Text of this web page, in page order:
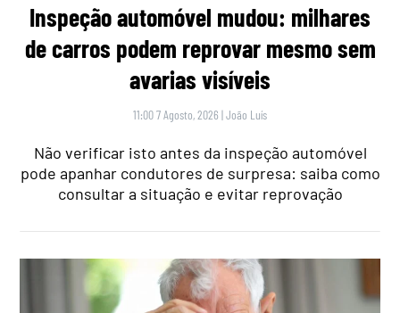
Inspeção automóvel mudou: milhares
de carros podem reprovar mesmo sem
avarias visíveis
11:00 7 Agosto, 2026 |João Luís
Não verificar isto antes da inspeção automóvel
pode apanhar condutores de surpresa: saiba como
consultar a situação e evitar reprovação